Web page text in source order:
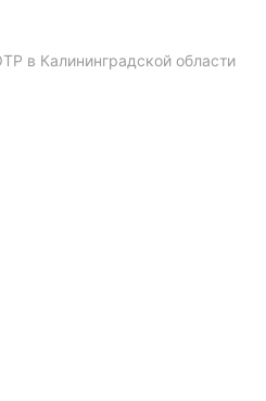
в Калининградской области